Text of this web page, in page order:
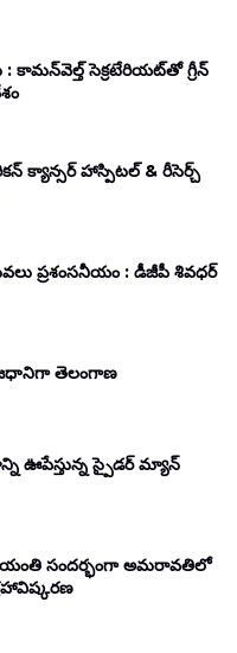
కామన్‌వెల్త్ సెక్రటేరియట్‌తో గ్రీన్
క్యాన్సర్ హాస్పిటల్ & రీసెర్చ్
ప్రశంసనీయం : డీజీపీ శివధర్
తెలంగాణ
ఊపేస్తున్న స్పైడర్ మ్యాన్
జయంతి సందర్భంగా అమరావతిలో